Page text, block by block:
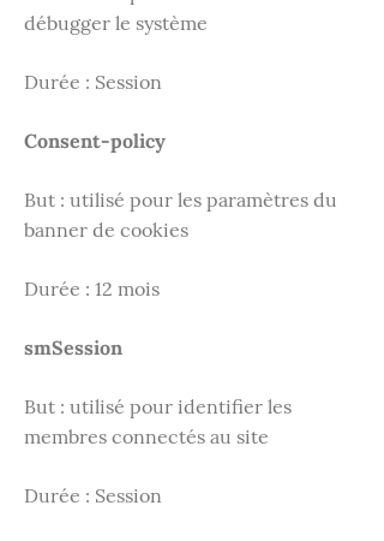
débugger le système
Durée : Session
Consent-policy
But : utilisé pour les paramètres du
banner de cookies
Durée : 12 mois
smSession
But : utilisé pour identifier les
membres connectés au site
Durée : Session